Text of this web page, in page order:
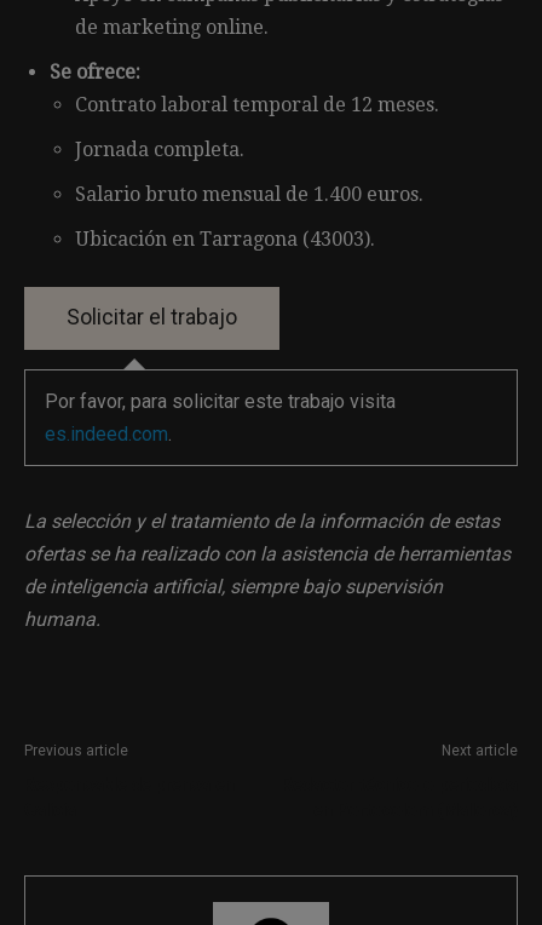
de marketing online.
Se ofrece:
Contrato laboral temporal de 12 meses.
Jornada completa.
Salario bruto mensual de 1.400 euros.
Ubicación en Tarragona (43003).
Por favor, para solicitar este trabajo visita
es.indeed.com.
La selección y el tratamiento de la información de estas
ofertas se ha realizado con la asistencia de herramientas
de inteligencia artificial, siempre bajo supervisión
humana.
Previous article Next article